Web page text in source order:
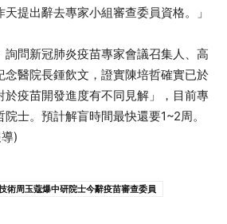
提出辭去專家小組審查委員資格。」
詢問新冠肺炎疫苗專家會議召集人、高
念醫院長鍾飲文，證實陳培哲確實已於
於疫苗開發進度有不同見解」，目前專
士。預計解盲時間最快還要1~2周。
)
術周玉蔻爆中研院士今辭疫苗審查委員